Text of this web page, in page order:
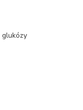
glukózy